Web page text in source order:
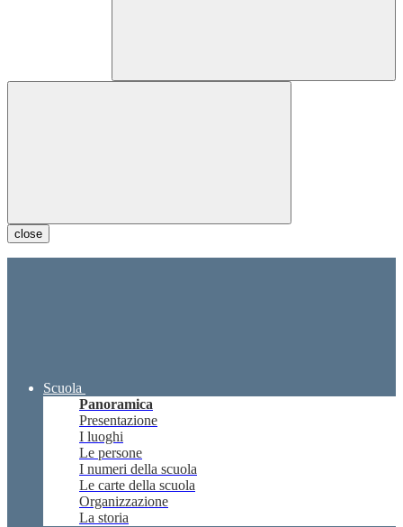
close
Scuola
Panoramica
Presentazione
I luoghi
Le persone
I numeri della scuola
Le carte della scuola
Organizzazione
La storia